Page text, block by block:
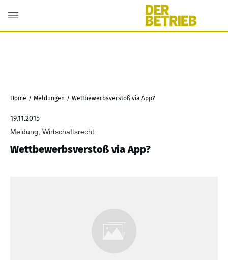
Home / Meldungen / Wettbewerbsverstoß via App?
19.11.2015
Meldung, Wirtschaftsrecht
Wettbewerbsverstoß via App?